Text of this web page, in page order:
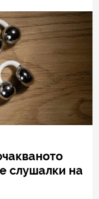
слушалки на